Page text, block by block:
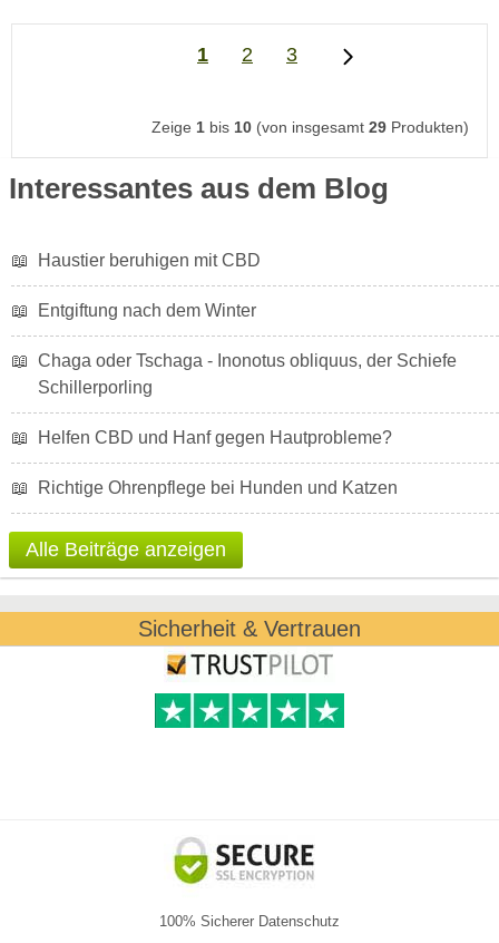
1 2 3
Zeige 1 bis 10 (von insgesamt 29 Produkten)
Interessantes aus dem Blog
📖 Haustier beruhigen mit CBD
📖 Entgiftung nach dem Winter
📖 Chaga oder Tschaga - Inonotus obliquus, der Schiefe
Schillerporling
📖 Helfen CBD und Hanf gegen Hautprobleme?
📖 Richtige Ohrenpflege bei Hunden und Katzen
Alle Beiträge anzeigen
Sicherheit & Vertrauen
100% Sicherer Datenschutz